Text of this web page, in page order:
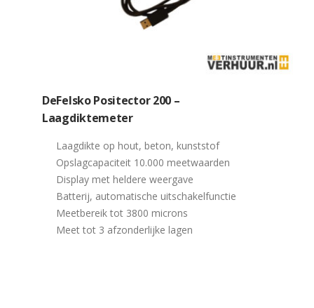
DeFelsko Positector 200 –
Laagdiktemeter
Laagdikte op hout, beton, kunststof
Opslagcapaciteit 10.000 meetwaarden
Display met heldere weergave
Batterij, automatische uitschakelfunctie
Meetbereik tot 3800 microns
Meet tot 3 afzonderlijke lagen